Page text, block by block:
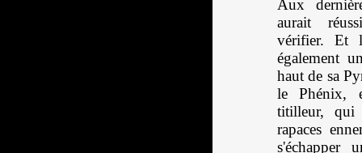
Aux
aurait
vérifier. Et
également
haut de sa
le Phénix,
titilleur,
rapaces
s'échapper